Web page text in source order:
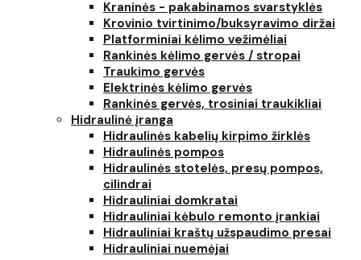
Kraninės - pakabinamos svarstyklės
Krovinio tvirtinimo/buksyravimo diržai
Platforminiai kėlimo vežimėliai
Rankinės kėlimo gervės / stropai
Traukimo gervės
Elektrinės kėlimo gervės
Rankinės gervės, trosiniai traukikliai
Hidraulinė įranga
Hidraulinės kabelių kirpimo žirklės
Hidraulinės pompos
Hidraulinės stotelės, presų pompos,
cilindrai
Hidrauliniai domkratai
Hidrauliniai kėbulo remonto įrankiai
Hidrauliniai kraštų užspaudimo presai
Hidrauliniai nuemėjai